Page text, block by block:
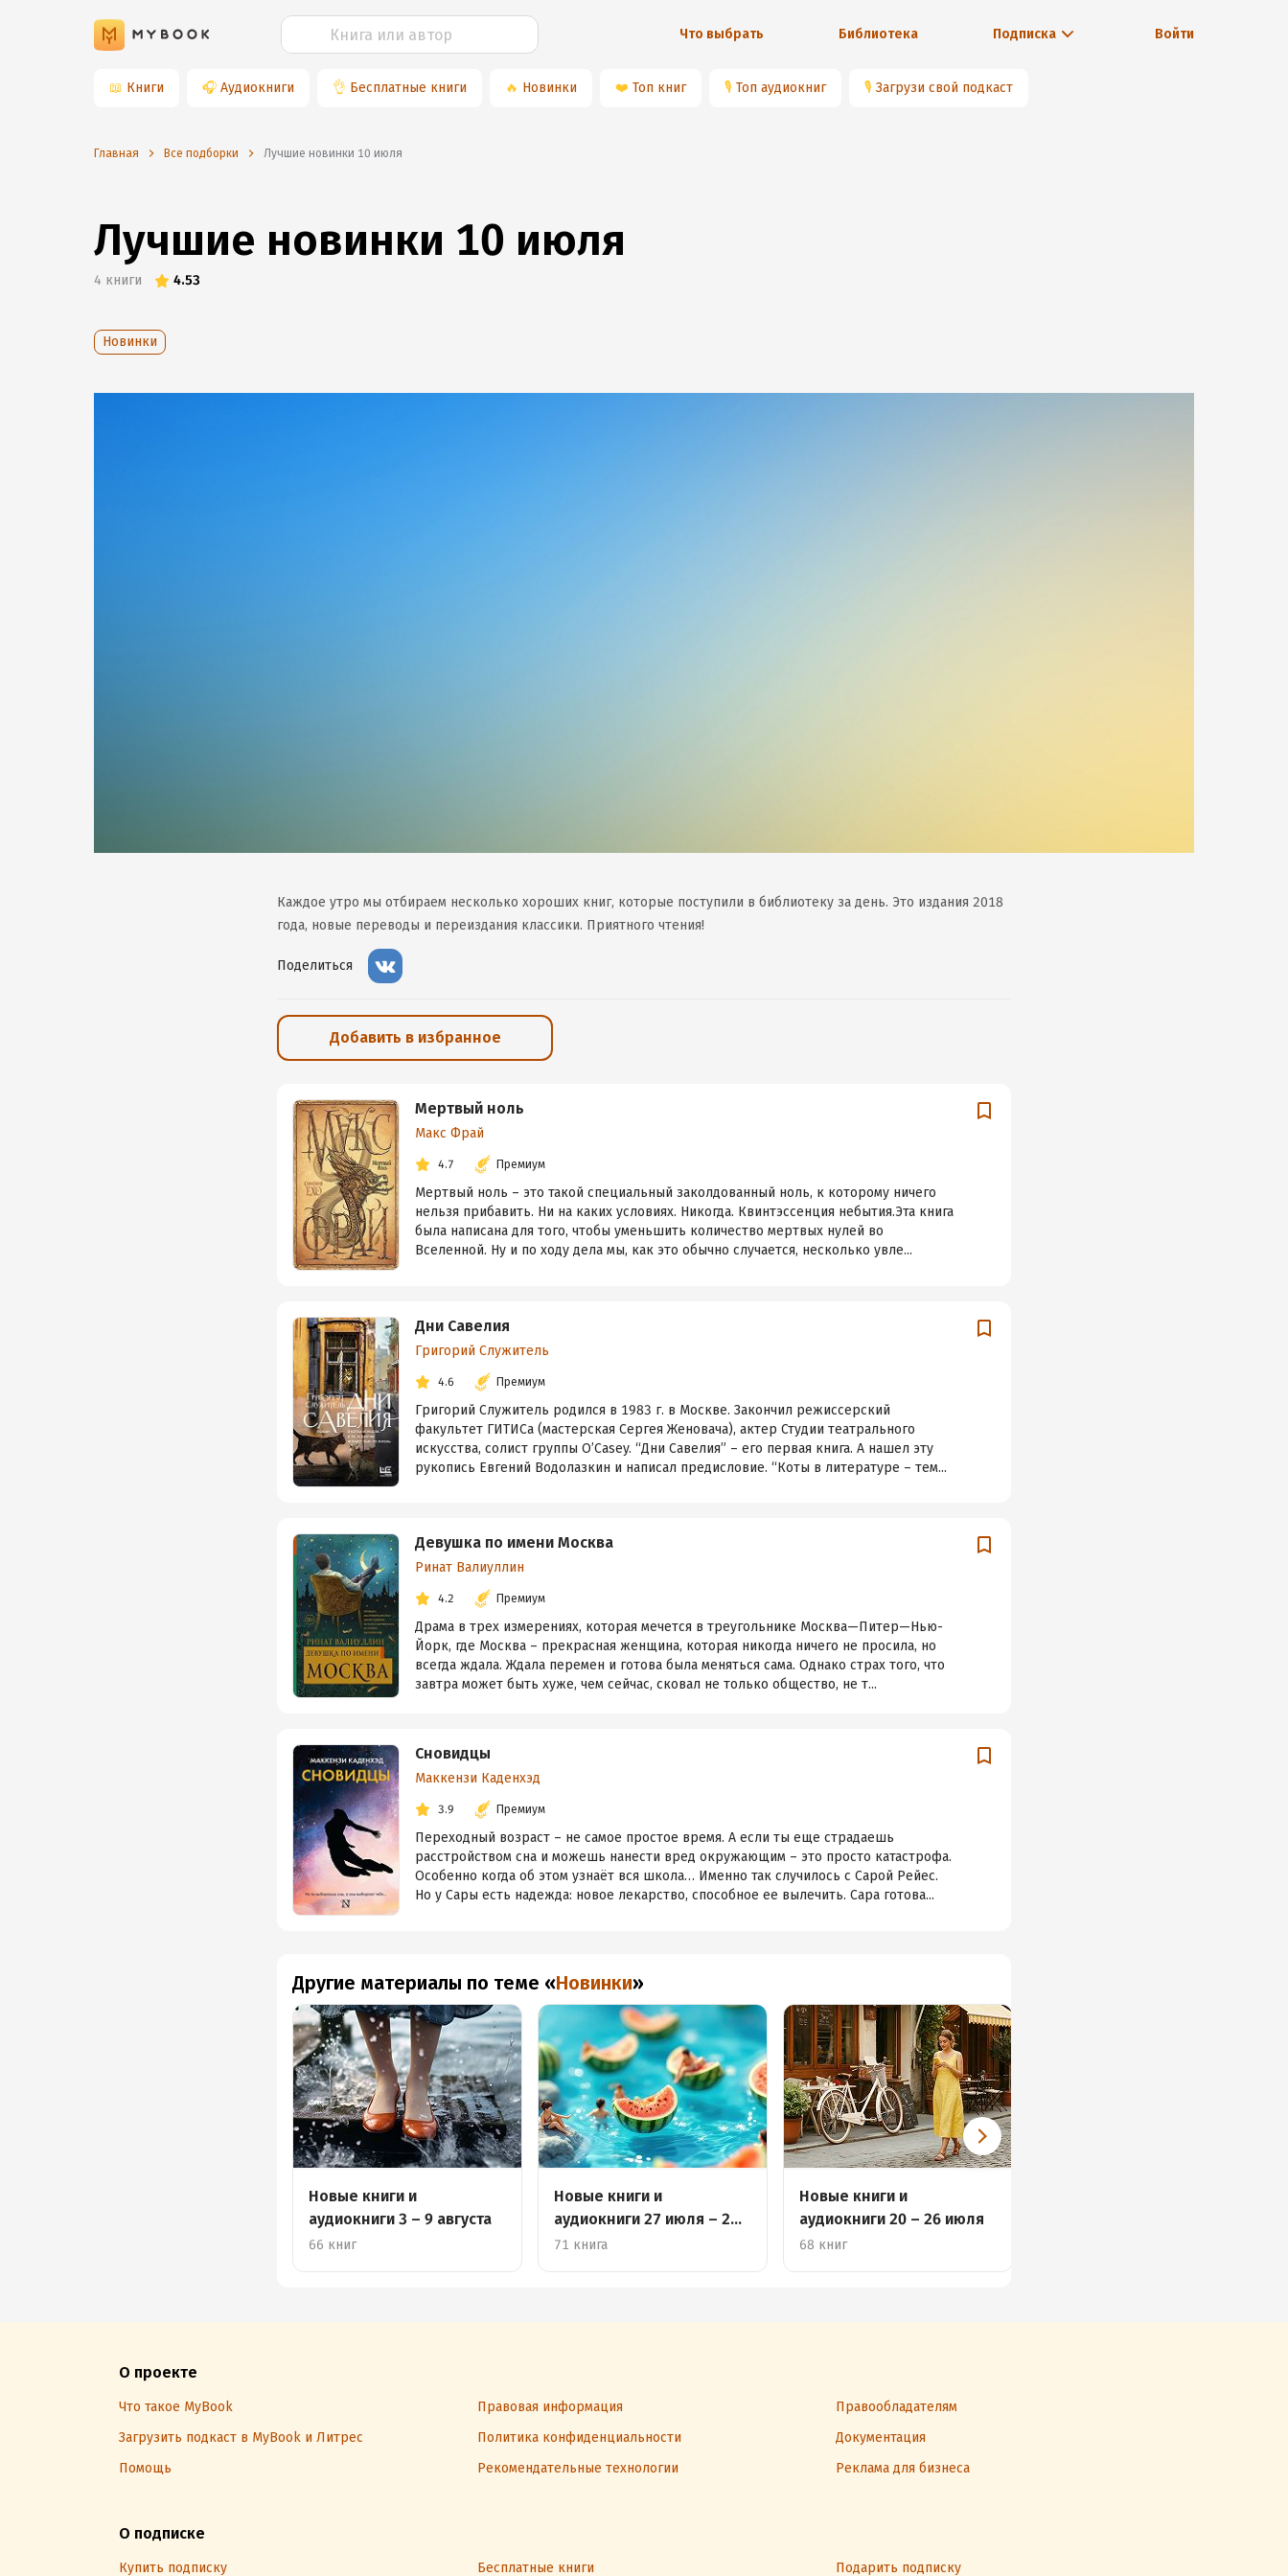
Что выбрать Библиотека Подписка Войти
📖 Книги 🎧 Аудиокниги 👌 Бесплатные книги 🔥 Новинки ❤️ Топ книг 🎙 Топ аудиокниг 🎙 Загрузи свой подкаст
Главная Все подборки Лучшие новинки 10 июля
Лучшие новинки 10 июля
4 книги 4.53
Новинки
Каждое утро мы отбираем несколько хороших книг, которые поступили в библиотеку за день. Это издания 2018
года, новые переводы и переиздания классики. Приятного чтения!
Поделиться
Добавить в избранное
Мертвый ноль
Макс Фрай
4.7 Премиум
Мертвый ноль – это такой специальный заколдованный ноль, к которому ничего
нельзя прибавить. Ни на каких условиях. Никогда. Квинтэссенция небытия.Эта книга
была написана для того, чтобы уменьшить количество мертвых нулей во
Вселенной. Ну и по ходу дела мы, как это обычно случается, несколько увле...
Дни Савелия
Григорий Служитель
4.6 Премиум
Григорий Служитель родился в 1983 г. в Москве. Закончил режиссерский
факультет ГИТИСа (мастерская Сергея Женовача), актер Студии театрального
искусства, солист группы O’Casey. “Дни Савелия” – его первая книга. А нашел эту
рукопись Евгений Водолазкин и написал предисловие. “Коты в литературе – тем...
Девушка по имени Москва
Ринат Валиуллин
4.2 Премиум
Драма в трех измерениях, которая мечется в треугольнике Москва—Питер—Нью-
Йорк, где Москва – прекрасная женщина, которая никогда ничего не просила, но
всегда ждала. Ждала перемен и готова была меняться сама. Однако страх того, что
завтра может быть хуже, чем сейчас, сковал не только общество, не т...
Сновидцы
Маккензи Каденхэд
3.9 Премиум
Переходный возраст – не самое простое время. А если ты еще страдаешь
расстройством сна и можешь нанести вред окружающим – это просто катастрофа.
Особенно когда об этом узнаёт вся школа… Именно так случилось с Сарой Рейес.
Но у Сары есть надежда: новое лекарство, способное ее вылечить. Сара готова...
Другие материалы по теме «Новинки»
Новые книги и
аудиокниги 3 – 9 августа
66 книг
Новые книги и
аудиокниги 27 июля – 2
августа
71 книга
Новые книги и
аудиокниги 20 – 26 июля
68 книг
О проекте
Что такое MyBook Правовая информация
Правообладателям
Загрузить подкаст в MyBook и Литрес
Политика конфиденциальности
Документация
Помощь
Рекомендательные технологии Реклама для бизнеса
О подписке
Купить подписку Бесплатные книги Подарить подписку